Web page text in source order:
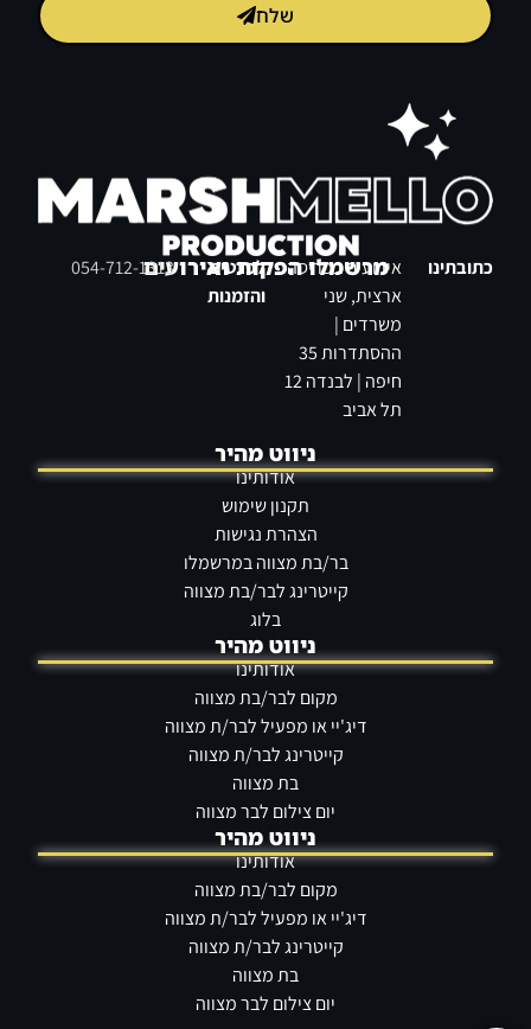
שלח
מרשמלו הפקות ואירועים כתובתינו
אירועים בפריסה
ארצית, שני
משרדים |
ההסתדרות 35
חיפה | לבנדה 12
תל אביב
לפרטים
והזמנות
054-712-1313
ניווט מהיר
אודותינו
תקנון שימוש
הצהרת נגישות
בר/בת מצווה במרשמלו
קייטרינג לבר/בת מצווה
בלוג
ניווט מהיר
אודותינו
מקום לבר/בת מצווה
דיג'יי או מפעיל לבר/ת מצווה
קייטרינג לבר/ת מצווה
בת מצווה
יום צילום לבר מצווה
ניווט מהיר
אודותינו
מקום לבר/בת מצווה
דיג'יי או מפעיל לבר/ת מצווה
קייטרינג לבר/ת מצווה
בת מצווה
יום צילום לבר מצווה